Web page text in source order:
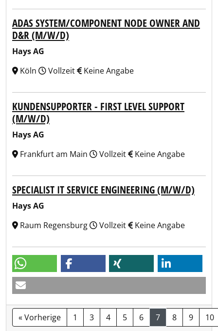
ADAS SYSTEM/COMPONENT NODE OWNER AND
D&R (M/W/D)
Hays AG
Köln
Vollzeit Keine Angabe
KUNDENSUPPORTER - FIRST LEVEL SUPPORT
(M/W/D)
Hays AG
Frankfurt am Main
Vollzeit Keine Angabe
SPECIALIST IT SERVICE ENGINEERING (M/W/D)
Hays AG
Raum Regensburg
Vollzeit Keine Angabe
« Vorherige 1 3 4 5 6 7 8 9 10